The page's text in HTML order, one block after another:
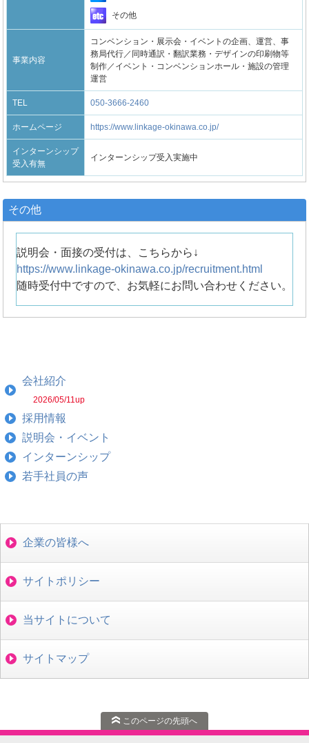
その他
事業内容
コンベンション・展示会・イベントの企画、運営、事
務局代行／同時通訳・翻訳業務・デザインの印刷物等
制作／イベント・コンベンションホール・施設の管理
運営
TEL 050-3666-2460
ホームページ https://www.linkage-okinawa.co.jp/
インターンシップ
受入有無
インターンシップ受入実施中
その他
説明会・面接の受付は、こちらから↓
https://www.linkage-okinawa.co.jp/recruitment.html
随時受付中ですので、お気軽にお問い合わせください。
会社紹介
2026/05/11up
採用情報
説明会・イベント
インターンシップ
若手社員の声
企業の皆様へ
サイトポリシー
当サイトについて
サイトマップ
このページの先頭へ